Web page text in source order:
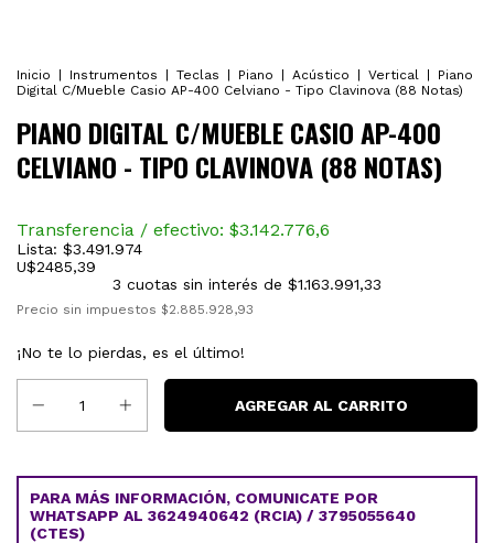
Inicio Instrumentos Teclas Piano Acústico Vertical
Piano
Digital C/Mueble Casio AP-400 Celviano - Tipo Clavinova (88 Notas)
PIANO DIGITAL C/MUEBLE CASIO AP-400
CELVIANO - TIPO CLAVINOVA (88 NOTAS)
Transferencia / efectivo: $3.142.776,6
Lista: $3.491.974
U$2485,39
3 cuotas sin interés de $1.163.991,33
Precio sin impuestos $2.885.928,93
¡No te lo pierdas, es el último!
PARA MÁS INFORMACIÓN, COMUNICATE POR
WHATSAPP AL 3624940642 (RCIA) / 3795055640
(CTES)